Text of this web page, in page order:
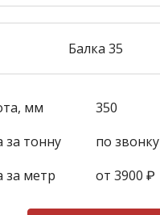
Балка 35
мм
350
за тонну
по звонку
за метр
от 3900 ₽